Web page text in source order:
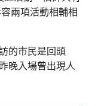
兩項活動相輔相
的市民是回頭
晚入場曾出現人